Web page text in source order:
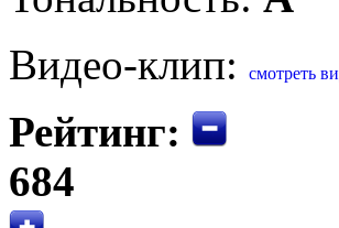
Видео-клип:
смотреть
Рейтинг:
684